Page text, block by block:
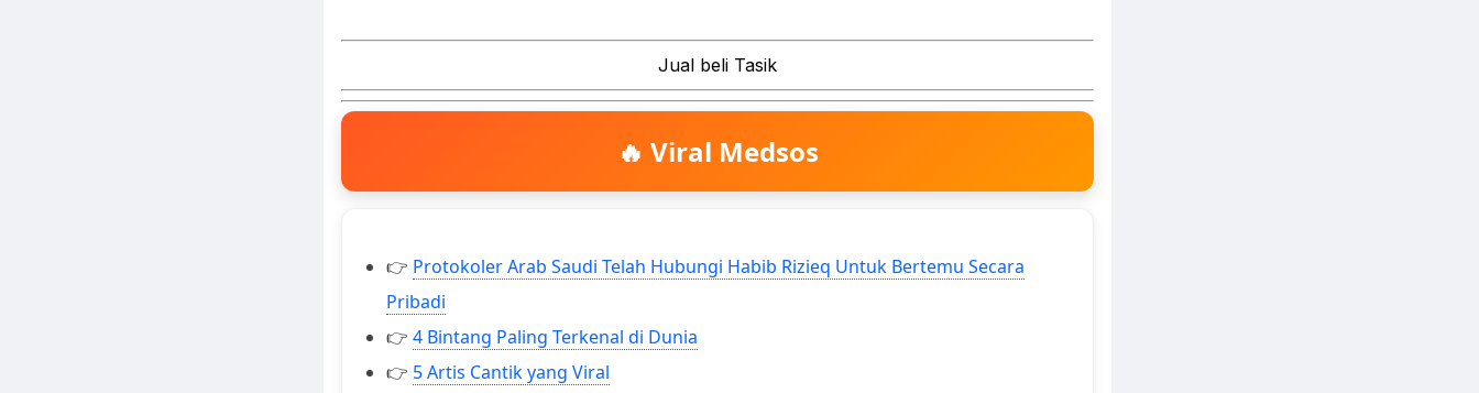
Jual beli Tasik
🔥 Viral Medsos
👉 Protokoler Arab Saudi Telah Hubungi Habib Rizieq Untuk Bertemu Secara
Pribadi
👉 4 Bintang Paling Terkenal di Dunia
👉 5 Artis Cantik yang Viral